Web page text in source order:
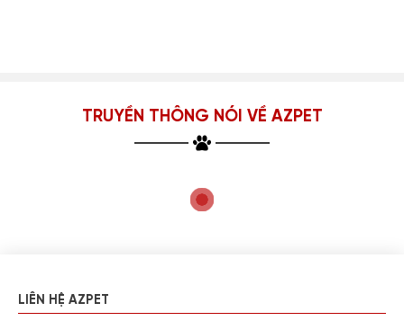
TRUYỀN THÔNG NÓI VỀ AZPET
LIÊN HỆ AZPET